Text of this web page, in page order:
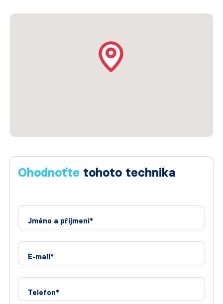
Ohodnoťte tohoto technika
Jméno a příjmení*
E-mail*
Telefon*